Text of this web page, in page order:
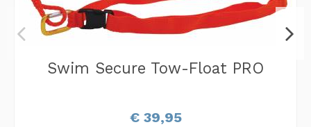
Swim Secure Tow-Float PRO
€ 39,95